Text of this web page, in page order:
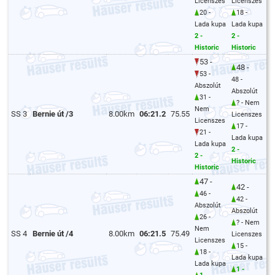
20 -
Lada kupa
2 -
Historic
18 -
Lada kupa
2 -
Historic
SS 3 Bernie út /3 8.00km 06:21.2 75.55
53 -
53 -
Abszolút
31 -
Nem
Licenszes
21 -
Lada kupa
2 -
Historic
48 -
48 -
Abszolút
? - Nem
Licenszes
17 -
Lada kupa
2 -
Historic
SS 4 Bernie út /4 8.00km 06:21.5 75.49
47 -
46 -
Abszolút
26 -
Nem
Licenszes
18 -
Lada kupa
42 -
42 -
Abszolút
? - Nem
Licenszes
15 -
Lada kupa
1 -